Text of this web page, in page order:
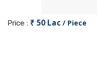
Price : ₹ 50 Lac / Piece